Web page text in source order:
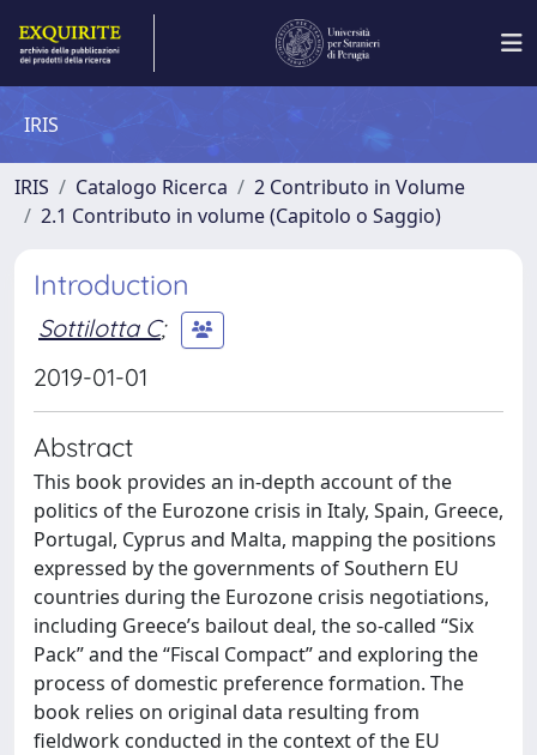
IRIS
IRIS Catalogo Ricerca
2 Contributo in Volume
2.1 Contributo in volume (Capitolo o Saggio)
Introduction
Sottilotta C;
2019-01-01
Abstract
This book provides an in-depth account of the
politics of the Eurozone crisis in Italy, Spain, Greece,
Portugal, Cyprus and Malta, mapping the positions
expressed by the governments of Southern EU
countries during the Eurozone crisis negotiations,
including Greece’s bailout deal, the so-called “Six
Pack” and the “Fiscal Compact” and exploring the
process of domestic preference formation. The
book relies on original data resulting from
fieldwork conducted in the context of the EU